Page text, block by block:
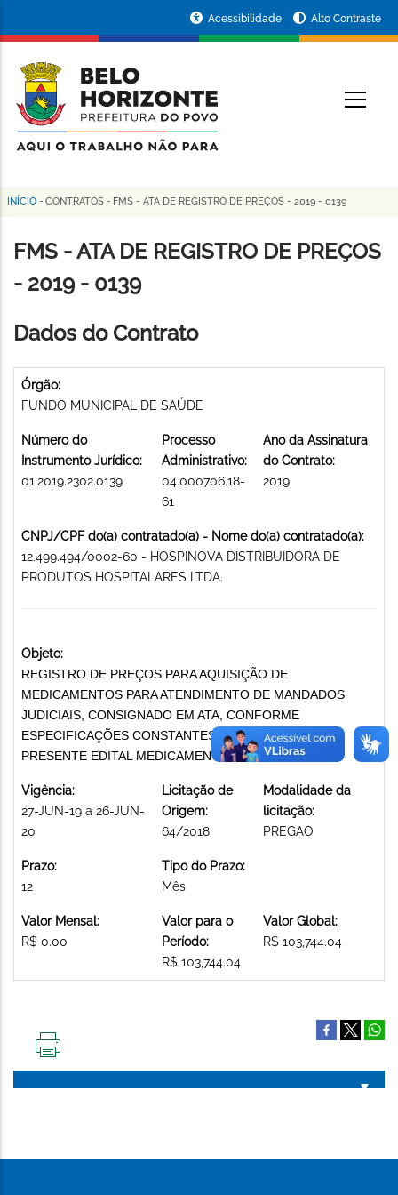
conteúdo
principal
da
Prefeitura
de
Horizonte
Acessibilidade Alto Contraste
Trilha
de
navegação
INÍCIO - CONTRATOS - FMS - ATA DE REGISTRO DE PREÇOS - 2019 - 0139
FMS - ATA DE REGISTRO DE PREÇOS
- 2019 - 0139
Dados do Contrato
Órgão:
FUNDO MUNICIPAL DE SAÚDE
Número do
Instrumento Jurídico:
01.2019.2302.0139
Processo
Administrativo:
04.000706.18-
61
Ano da Assinatura
do Contrato:
2019
CNPJ/CPF do(a) contratado(a) - Nome do(a) contratado(a):
12.499.494/0002-60 - HOSPINOVA DISTRIBUIDORA DE
PRODUTOS HOSPITALARES LTDA.
Objeto:
REGISTRO DE PREÇOS PARA AQUISIÇÃO DE
MEDICAMENTOS PARA ATENDIMENTO DE MANDADOS
JUDICIAIS, CONSIGNADO EM ATA, CONFORME
ESPECIFICAÇÕES CONSTANTES DO ANEXO I DO
PRESENTE EDITAL MEDICAMENTOS
Vigência:
27-JUN-19 a 26-JUN-
20
Licitação de
Origem:
64/2018
Modalidade da
licitação:
PREGAO
Prazo:
12
Tipo do Prazo:
Mês
Valor Mensal:
R$ 0.00
Valor para o
Período:
R$ 103,744.04
Valor Global:
R$ 103,744.04
PÁGINA